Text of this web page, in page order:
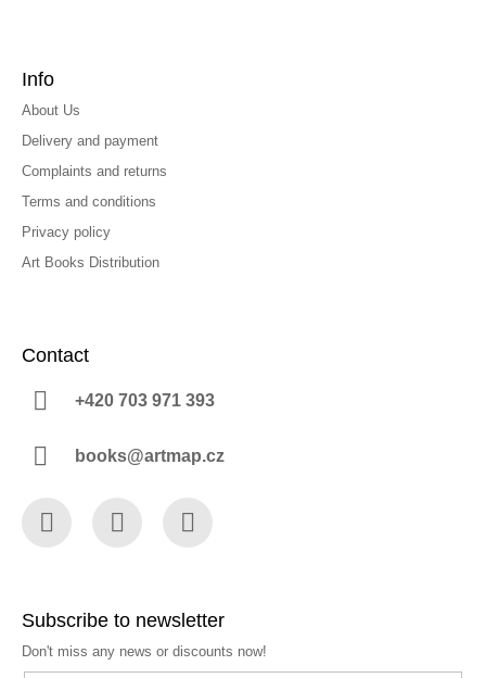
Info
About Us
Delivery and payment
Complaints and returns
Terms and conditions
Privacy policy
Art Books Distribution
Contact
+420 703 971 393
books@artmap.cz
Subscribe to newsletter
Don't miss any news or discounts now!